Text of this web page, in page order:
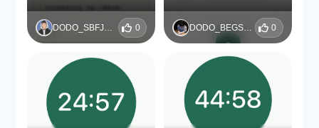
DODO_SBFJVKIZ 0
考研学习，开启专注计时
之后，可以很好地约束自
时器运行流畅稳定，界面
清爽治愈，学习氛围感拉
满。用它规划学习时段，
效率提升明显，非常适合
自律性一般的备考人群，
DODO_BEGSHNEW 0